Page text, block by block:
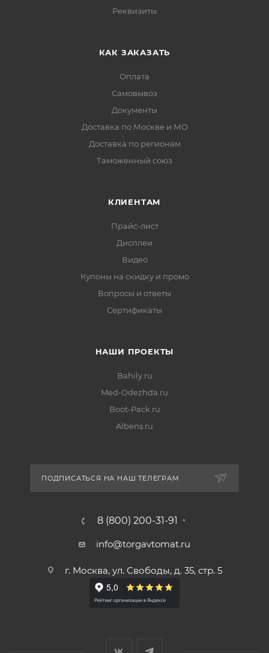
Реквизиты
КАК ЗАКАЗАТЬ
Оплата
Самовывоз
Документы
Доставка по Москве и МО
Доставка по регионам
Таможенный союз
КЛИЕНТАМ
Прайс-лист
Дисплеи
Видео
Купоны на скидку и промо
Вопросы и ответы
Сертификаты
НАШИ ПРОЕКТЫ
Bahily.ru
Med-Odezhda.ru
Boot-Pack.ru
Albens.ru
ПОДПИСАТЬСЯ НА НАШ ТЕЛЕГРАМ
8 (800) 200-31-91
info@torgavtomat.ru
г. Москва, ул. Свободы, д. 35, стр. 5